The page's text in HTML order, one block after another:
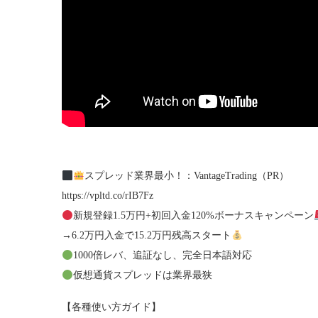
スプレッド業界最小！：VantageTrading（PR）
https://vpltd.co/rIB7Fz
新規登録1.5万円+初回入金120%ボーナスキャンペーン
→6.2万円入金で15.2万円残高スタート
1000倍レバ、追証なし、完全日本語対応
仮想通貨スプレッドは業界最狭
【各種使い方ガイド】